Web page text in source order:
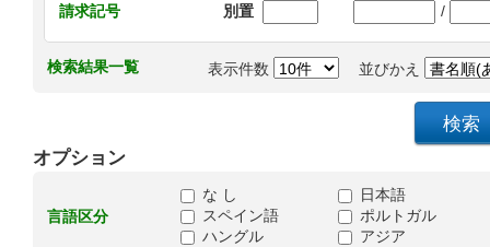
請求記号
別置 /
検索結果一覧 表示件数 並びかえ
オプション
言語区分
な し
日本語
スペイン語
ポルトガル
ハングル
アジア